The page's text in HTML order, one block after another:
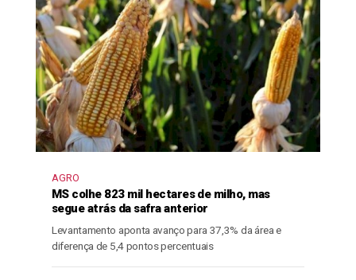
AGRO
MS colhe 823 mil hectares de milho, mas
segue atrás da safra anterior
Levantamento aponta avanço para 37,3% da área e
diferença de 5,4 pontos percentuais